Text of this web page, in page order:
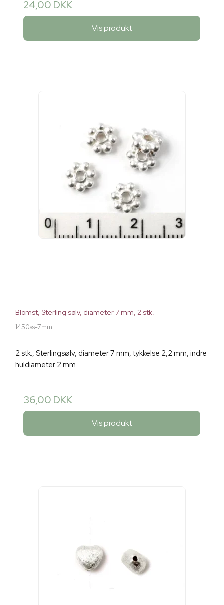
24,00 DKK
Vis produkt
Blomst, Sterling sølv, diameter 7 mm, 2 stk.
1450ss-7mm
2 stk., Sterlingsølv, diameter 7 mm, tykkelse 2,2 mm, indre
huldiameter 2 mm.
36,00 DKK
Vis produkt